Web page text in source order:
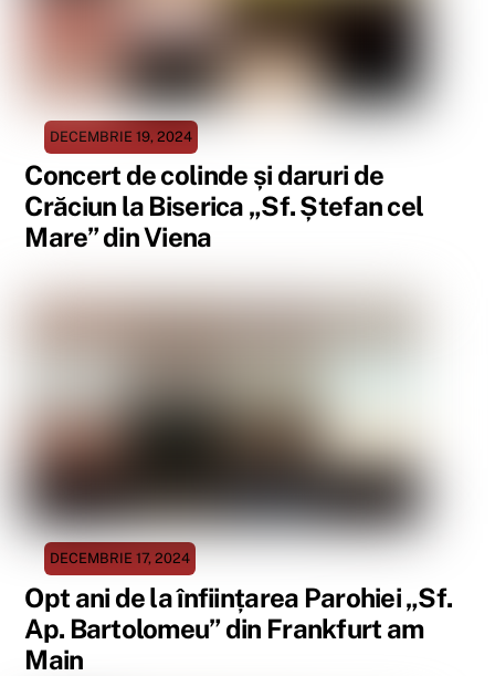
DECEMBRIE 19, 2024
Concert de colinde și daruri de
Crăciun la Biserica „Sf. Ștefan cel
Mare” din Viena
DECEMBRIE 17, 2024
Opt ani de la înființarea Parohiei „Sf.
Ap. Bartolomeu” din Frankfurt am
Main